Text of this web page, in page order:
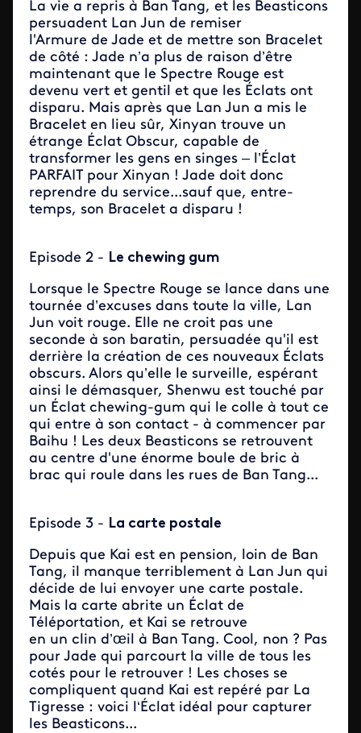
La vie a repris à Ban Tang, et les Beasticons
persuadent Lan Jun de remiser
l'Armure de Jade et de mettre son Bracelet
de côté : Jade n’a plus de raison d’être
maintenant que le Spectre Rouge est
devenu vert et gentil et que les Éclats ont
disparu. Mais après que Lan Jun a mis le
Bracelet en lieu sûr, Xinyan trouve un
étrange Éclat Obscur, capable de
transformer les gens en singes – l’Éclat
PARFAIT pour Xinyan ! Jade doit donc
reprendre du service...sauf que, entre-
temps, son Bracelet a disparu !
Episode 2 - Le chewing gum
Lorsque le Spectre Rouge se lance dans une
tournée d’excuses dans toute la ville, Lan
Jun voit rouge. Elle ne croit pas une
seconde à son baratin, persuadée qu'il est
derrière la création de ces nouveaux Éclats
obscurs. Alors qu’elle le surveille, espérant
ainsi le démasquer, Shenwu est touché par
un Éclat chewing-gum qui le colle à tout ce
qui entre à son contact - à commencer par
Baihu ! Les deux Beasticons se retrouvent
au centre d'une énorme boule de bric à
brac qui roule dans les rues de Ban Tang...
Episode 3 - La carte postale
Depuis que Kai est en pension, loin de Ban
Tang, il manque terriblement à Lan Jun qui
décide de lui envoyer une carte postale.
Mais la carte abrite un Éclat de
Téléportation, et Kai se retrouve
en un clin d’œil à Ban Tang. Cool, non ? Pas
pour Jade qui parcourt la ville de tous les
cotés pour le retrouver ! Les choses se
compliquent quand Kai est repéré par La
Tigresse : voici l‘Éclat idéal pour capturer
les Beasticons...